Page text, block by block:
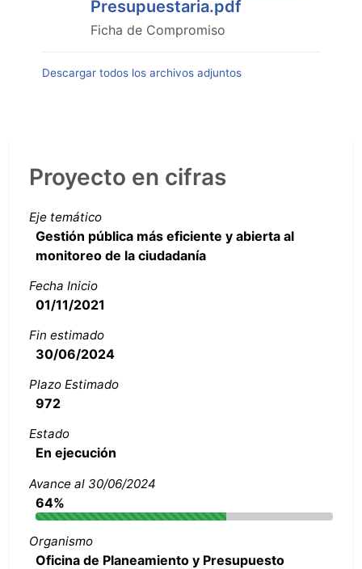
Presupuestaria.pdf
Ficha de Compromiso
Descargar todos los archivos adjuntos
Proyecto en cifras
Eje temático
Gestión pública más eficiente y abierta al
monitoreo de la ciudadanía
Fecha Inicio
01/11/2021
Fin estimado
30/06/2024
Plazo Estimado
972
Estado
En ejecución
Avance al 30/06/2024
64%
Organismo
Oficina de Planeamiento y Presupuesto